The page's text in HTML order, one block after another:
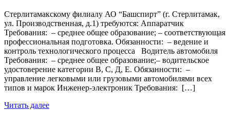
Стерлитамакскому филиалу АО “Башспирт” (г. Стерлитамак,
ул. Производственная, д.1) требуются: Аппаратчик
Требования: – среднее общее образование; – соответствующая
профессиональная подготовка. Обязанности: – ведение и
контроль технологического процесса Водитель автомобиля
Требования: – среднее общее образование;– водительское
удостоверение категории В, С, Д, Е. Обязанности: –
управление легковыми или грузовыми автомобилями всех
типов и марок Инженер-электроник Требования: […]
Читать далее